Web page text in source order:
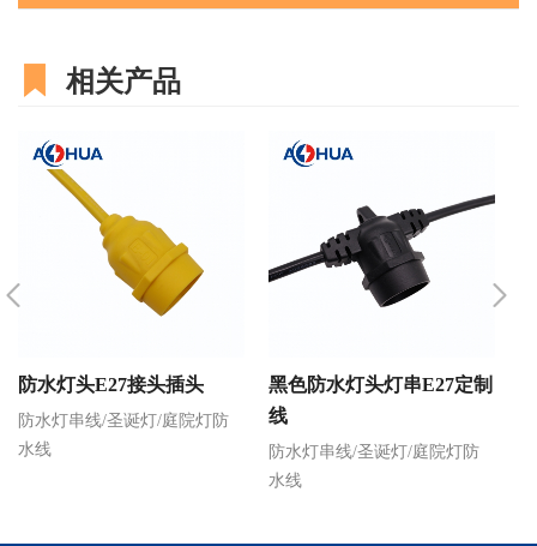
相关产品
防水灯头E27接头插头
防水灯串线/圣诞灯/庭院灯防
水线
黑色防水灯头灯串E27定制
线
防水灯串线/圣诞灯/庭院灯防
水线